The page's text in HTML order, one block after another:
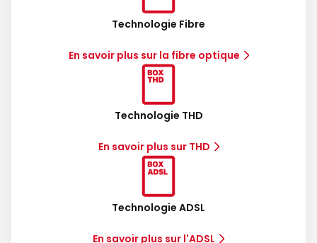
Technologie Fibre
En savoir plus sur la fibre optique
Technologie THD
En savoir plus sur THD
Technologie ADSL
En savoir plus sur l'ADSL